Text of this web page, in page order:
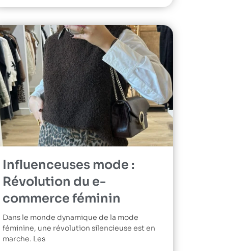
Influenceuses mode :
Révolution du e-
commerce féminin
Dans le monde dynamique de la mode
féminine, une révolution silencieuse est en
marche. Les